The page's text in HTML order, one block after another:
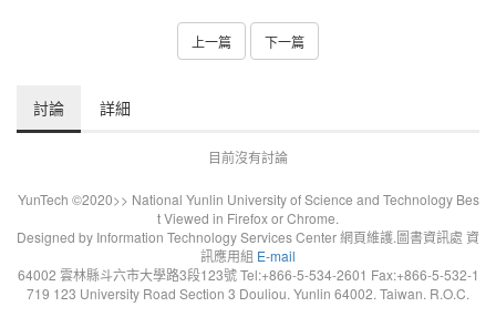
上一篇 下一篇
討論 詳細
目前沒有討論
YunTech ©2020>> National Yunlin University of Science and Technology Bes
t Viewed in Firefox or Chrome.
Designed by Information Technology Services Center 網頁維護.圖書資訊處 資
訊應用組 E-mail
64002 雲林縣斗六市大學路3段123號 Tel:+866-5-534-2601 Fax:+866-5-532-1
719 123 University Road Section 3 Douliou. Yunlin 64002. Taiwan. R.O.C.